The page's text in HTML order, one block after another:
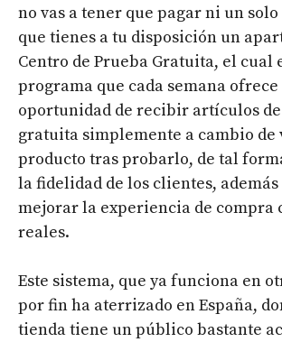
no vas a tener que pagar ni un
que tienes a tu disposición un
Centro de Prueba Gratuita, el cual
programa que cada semana
oportunidad de recibir artículos
gratuita simplemente a cambio de
producto tras probarlo, de tal
la fidelidad de los clientes,
mejorar la experiencia de compra
reales.
Este sistema, que ya funciona en
por fin ha aterrizado en España,
tienda tiene un público bastante